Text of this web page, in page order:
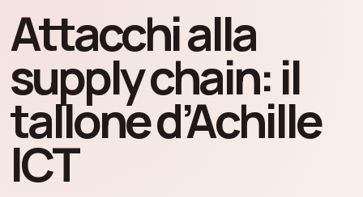
Attacchi alla
supply chain: il
tallone d’Achille
ICT